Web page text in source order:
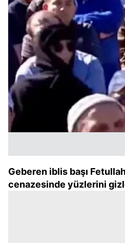
Geberen iblis başı
cenazesinde yüzlerini